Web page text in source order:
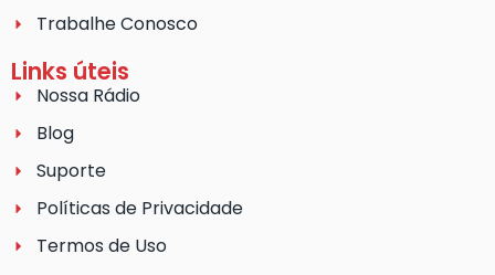
Trabalhe Conosco
Links úteis
Nossa Rádio
Blog
Suporte
Políticas de Privacidade
Termos de Uso